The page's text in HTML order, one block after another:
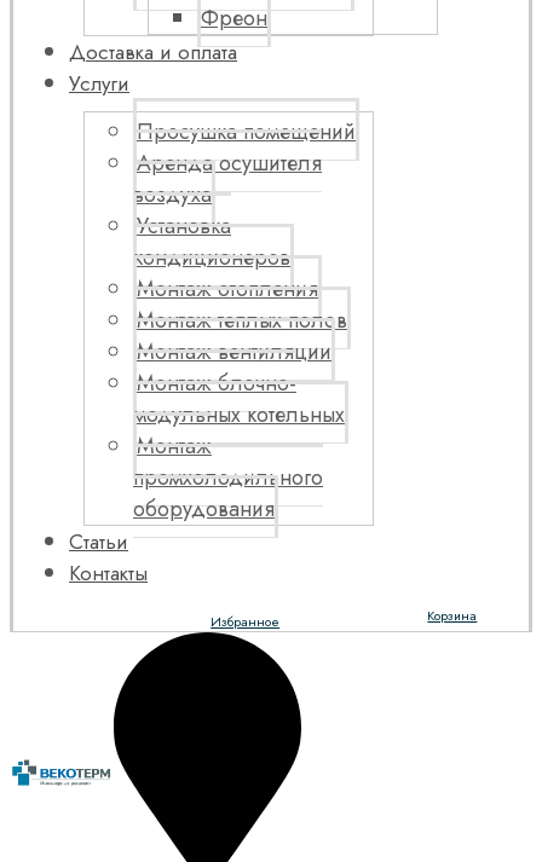
Фреон
Доставка и оплата
Услуги
Просушка помещений
Аренда осушителя
воздуха
Установка
кондиционеров
Монтаж отопления
Монтаж теплых полов
Монтаж вентиляции
Монтаж блочно-
модульных котельных
Монтаж
промхолодильного
оборудования
Статьи
Контакты
Корзина
Избранное